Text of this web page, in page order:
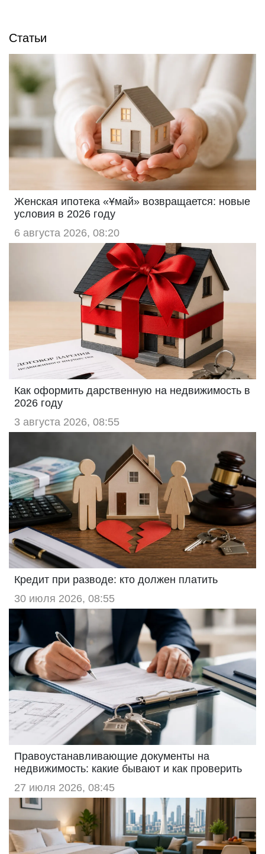
Статьи
Женская ипотека «Ұмай» возвращается: новые
условия в 2026 году
6 августа 2026, 08:20
Как оформить дарственную на недвижимость в
2026 году
3 августа 2026, 08:55
Кредит при разводе: кто должен платить
30 июля 2026, 08:55
Правоустанавливающие документы на
недвижимость: какие бывают и как проверить
27 июля 2026, 08:45